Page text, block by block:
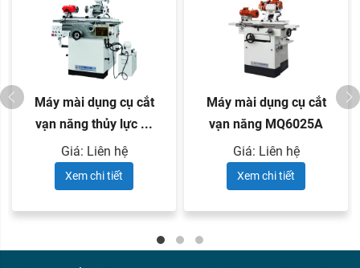
Máy mài dụng cụ cắt
vạn năng thủy lực ...
Giá: Liên hệ
Xem chi tiết
Máy mài dụng cụ cắt
vạn năng MQ6025A
Giá: Liên hệ
Xem chi tiết